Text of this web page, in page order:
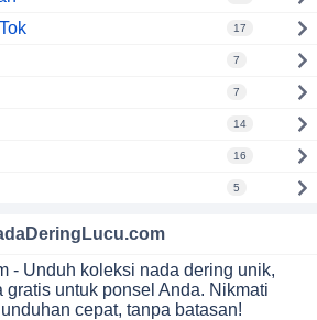
17
7
7
14
16
5
.com
- Unduh koleksi nada dering unik,
gratis untuk ponsel Anda. Nikmati
cepat, tanpa batasan!